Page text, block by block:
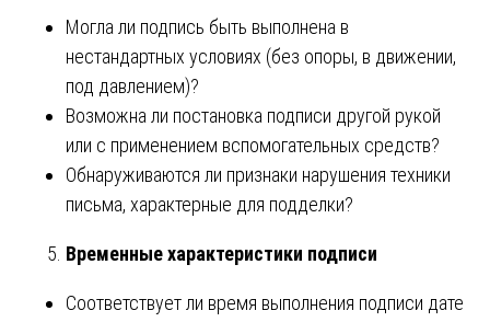
Могла ли подпись быть выполнена в
нестандартных условиях (без опоры, в движении,
под давлением)?
Возможна ли постановка подписи другой рукой
или с применением вспомогательных средств?
Обнаруживаются ли признаки нарушения техники
письма, характерные для подделки?
Временные характеристики подписи
Соответствует ли время выполнения подписи дате